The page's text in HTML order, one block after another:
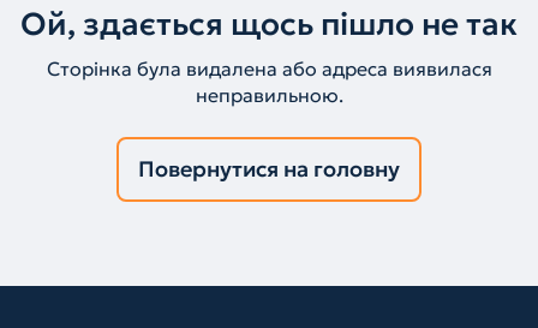
Ой, здається щось пішло не так
Сторінка була видалена або адреса виявилася
неправильною.
Повернутися на головну